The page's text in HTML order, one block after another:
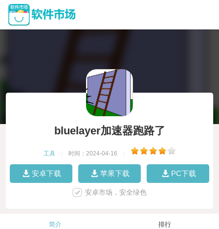
bluelayer加速器跑路了
工具 时间：2024-04-16
安卓下载 苹果下载 PC下载
安卓市场，安全绿色
简介 排行